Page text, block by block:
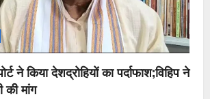
ने किया देशद्रोहियों का पर्दाफाश;विहिप ने
की मांग